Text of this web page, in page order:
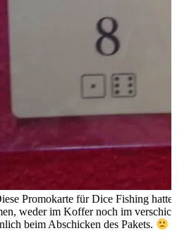
Promokarte für Dice Fishing
weder im Koffer noch im
beim Abschicken des Pakets.